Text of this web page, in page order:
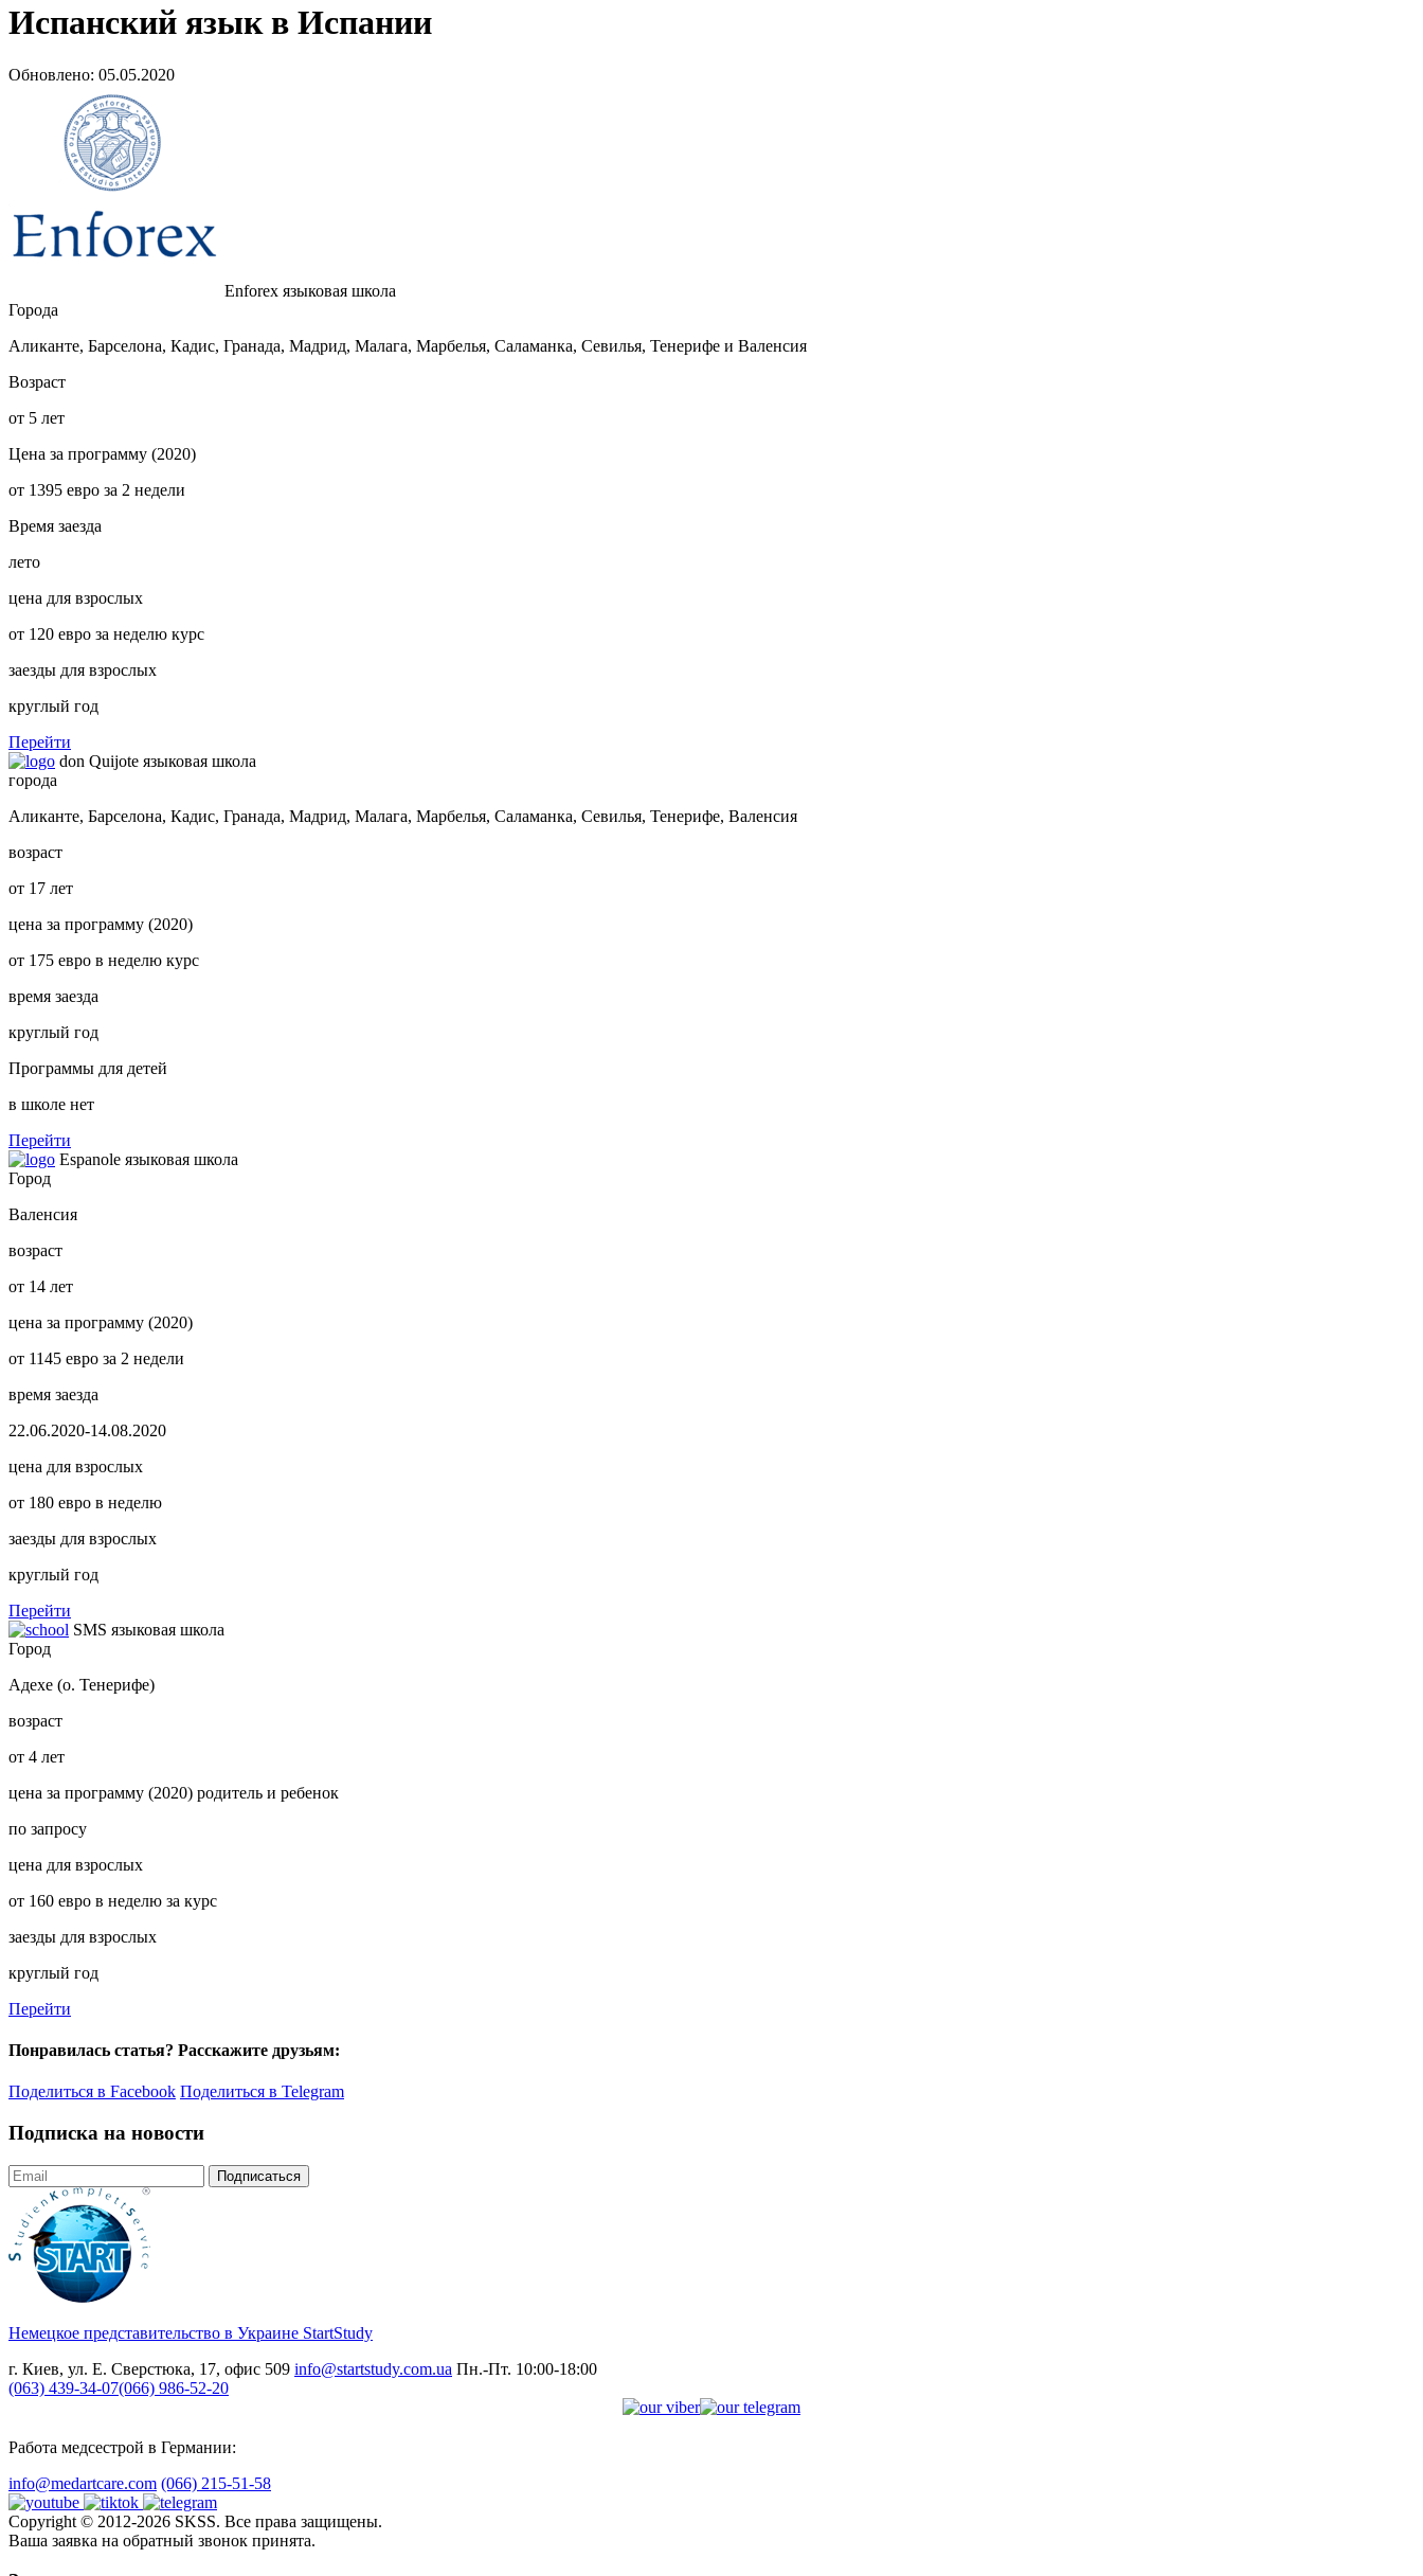
Испанский язык в Испании
Обновлено: 05.05.2020
Enforex языковая школа
Города
Аликанте, Барселона, Кадис, Гранада, Мадрид, Малага, Марбелья, Саламанка, Севилья, Тенерифе и Валенсия
Возраст
от 5 лет
Цена за программу (2020)
от 1395 евро за 2 недели
Время заезда
лето
цена для взрослых
от 120 евро за неделю курс
заезды для взрослых
круглый год
Перейти
don Quijote языковая школа
города
Аликанте, Барселона, Кадис, Гранада, Мадрид, Малага, Марбелья, Саламанка, Севилья, Тенерифе, Валенсия
возраст
от 17 лет
цена за программу (2020)
от 175 евро в неделю курс
время заезда
круглый год
Программы для детей
в школе нет
Перейти
Espanole языковая школа
Город
Валенсия
возраст
от 14 лет
цена за программу (2020)
от 1145 евро за 2 недели
время заезда
22.06.2020-14.08.2020
цена для взрослых
от 180 евро в неделю
заезды для взрослых
круглый год
Перейти
SMS языковая школа
Город
Адехе (о. Тенерифе)
возраст
от 4 лет
цена за программу (2020) родитель и ребенок
по запросу
цена для взрослых
от 160 евро в неделю за курс
заезды для взрослых
круглый год
Перейти
Понравилась статья? Расскажите друзьям:
Поделиться в Facebook Поделиться в Telegram
Подписка на новости
Подписаться
Немецкое представительство в Украине StartStudy
г. Киев, ул. Е. Сверстюка, 17, офис 509 info@startstudy.com.ua Пн.-Пт. 10:00-18:00
(063) 439-34-07(066) 986-52-20
Работа медсестрой в Германии:
info@medartcare.com (066) 215-51-58
Copyright © 2012-2026 SKSS. Все права защищены.
Ваша заявка на обратный звонок принята.